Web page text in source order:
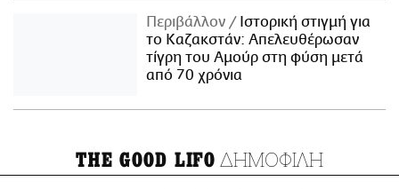
Περιβάλλον
Ιστορική στιγμή για
το Καζακστάν: Απελευθέρωσαν
τίγρη του Αμούρ στη φύση μετά
από 70 χρόνια
THE GOOD LIFO ΔΗΜΟΦΙΛΗ